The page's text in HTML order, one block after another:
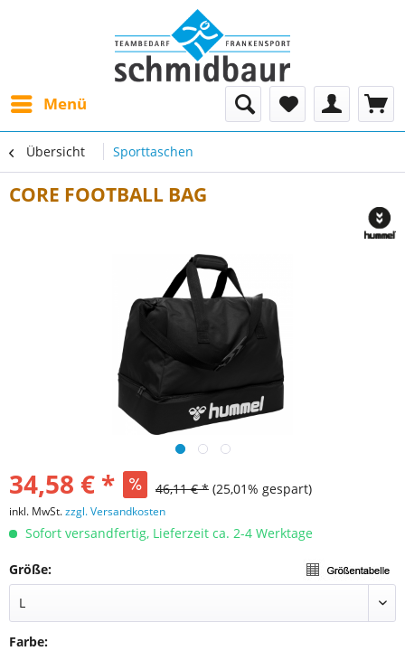
Menü
Übersicht Sporttaschen
CORE FOOTBALL BAG
34,58 € * 46,11 € * (25,01% gespart)
inkl. MwSt.zzgl. Versandkosten
Sofort versandfertig, Lieferzeit ca. 2-4 Werktage
Größe:
Farbe: